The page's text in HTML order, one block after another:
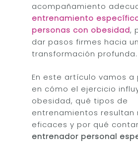
acompañamiento
entrenamiento
personas con obesidad,
dar pasos firmes hacia
transformación profunda.
En este artículo vamos a
en cómo el ejercicio
obesidad, qué tipos de
entrenamientos resultan
eficaces y por qué
entrenador personal